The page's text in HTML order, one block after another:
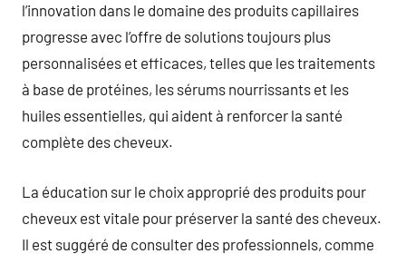
l’innovation dans le domaine des produits capillaires
progresse avec l’offre de solutions toujours plus
personnalisées et efficaces, telles que les traitements
à base de protéines, les sérums nourrissants et les
huiles essentielles, qui aident à renforcer la santé
complète des cheveux.
La éducation sur le choix approprié des produits pour
cheveux est vitale pour préserver la santé des cheveux.
Il est suggéré de consulter des professionnels, comme